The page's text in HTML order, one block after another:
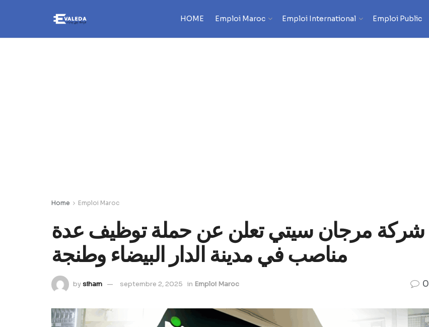
HOME Emploi Maroc Emploi International Emploi Public
Home Emploi Maroc
شركة مرجان سيتي تعلن عن حملة توظيف عدة
مناصب في مدينة الدار البيضاء وطنجة
bysiham septembre 2, 2025 in Emploi Maroc 0